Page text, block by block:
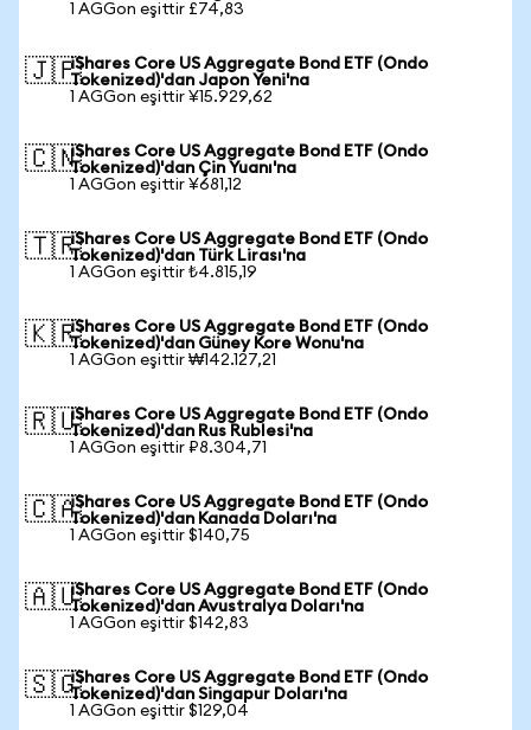
1 AGGon eşittir £74,83
🇯🇵iShares Core US Aggregate Bond ETF (Ondo
Tokenized)'dan Japon Yeni'na
1 AGGon eşittir ¥15.929,62
🇨🇳iShares Core US Aggregate Bond ETF (Ondo
Tokenized)'dan Çin Yuanı'na
1 AGGon eşittir ¥681,12
🇹🇷iShares Core US Aggregate Bond ETF (Ondo
Tokenized)'dan Türk Lirası'na
1 AGGon eşittir ₺4.815,19
🇰🇷iShares Core US Aggregate Bond ETF (Ondo
Tokenized)'dan Güney Kore Wonu'na
1 AGGon eşittir ₩142.127,21
🇷🇺iShares Core US Aggregate Bond ETF (Ondo
Tokenized)'dan Rus Rublesi'na
1 AGGon eşittir ₽8.304,71
🇨🇦iShares Core US Aggregate Bond ETF (Ondo
Tokenized)'dan Kanada Doları'na
1 AGGon eşittir $140,75
🇦🇺iShares Core US Aggregate Bond ETF (Ondo
Tokenized)'dan Avustralya Doları'na
1 AGGon eşittir $142,83
🇸🇬iShares Core US Aggregate Bond ETF (Ondo
Tokenized)'dan Singapur Doları'na
1 AGGon eşittir $129,04